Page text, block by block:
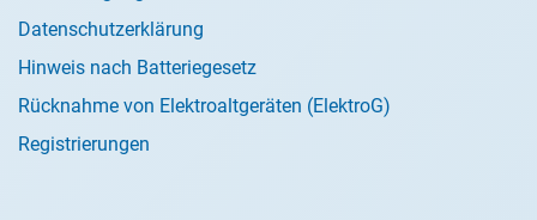
Datenschutzerklärung
Hinweis nach Batteriegesetz
Rücknahme von Elektroaltgeräten (ElektroG)
Registrierungen